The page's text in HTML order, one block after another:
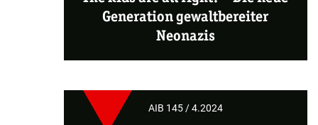
Generation gewaltbereiter
Neonazis
AIB 145 / 4.2024